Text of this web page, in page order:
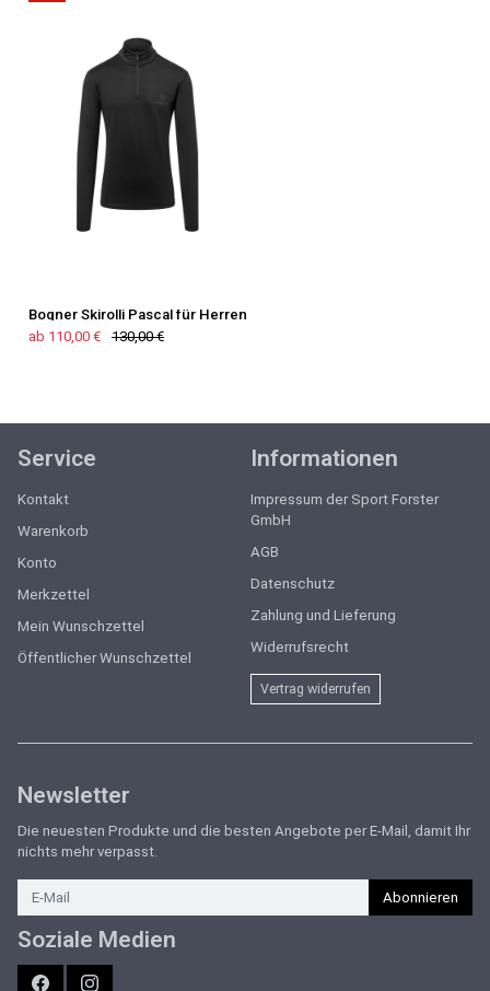
Bogner Skirolli Pascal für Herren
ab 110,00 €
130,00 €
Service
Kontakt
Warenkorb
Konto
Merkzettel
Mein Wunschzettel
Öffentlicher Wunschzettel
Informationen
Impressum der Sport Forster
GmbH
AGB
Datenschutz
Zahlung und Lieferung
Widerrufsrecht
Vertrag widerrufen
Newsletter
Die neuesten Produkte und die besten Angebote per E-Mail, damit Ihr
nichts mehr verpasst.
Newsletter
Abonnieren
Soziale Medien
FacebookInstagram